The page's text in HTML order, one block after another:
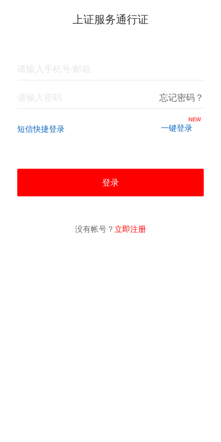
上证服务通行证
忘记密码？
短信快捷登录
NEW
登录
没有帐号？ 立即注册